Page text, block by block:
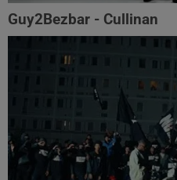
Guy2Bezbar - Cullinan